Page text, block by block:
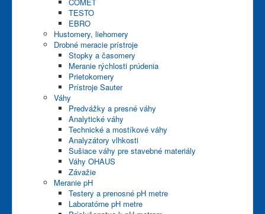
TESTO
EBRO
Hustomery, liehomery
Drobné meracie prístroje
Stopky a časomery
Meranie rýchlosti prúdenia
Prietokomery
Prístroje Sauter
Váhy
Predvážky a presné váhy
Analytické váhy
Technické a mostíkové váhy
Analyzátory vlhkosti
Sušiace váhy pre stavebné materiály
Váhy OHAUS
Závažie
Meranie pH
Testery a prenosné pH metre
Laboratórne pH metre